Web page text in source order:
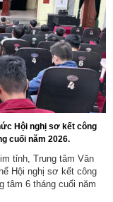
Hội nghị sơ kết công
cuối năm 2026.
tỉnh, Trung tâm Văn
Hội nghị sơ kết công
tâm 6 tháng cuối năm